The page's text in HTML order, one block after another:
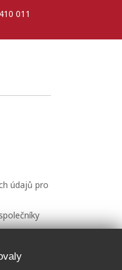
011
údajů pro